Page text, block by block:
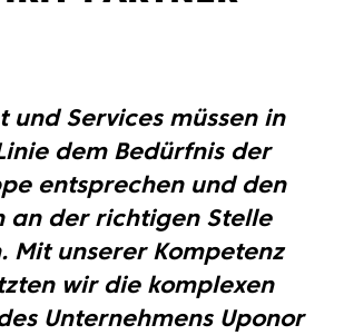
und Services müssen in
dem Bedürfnis der
entsprechen und den
an der richtigen Stelle
Mit unserer Kompetenz
wir die komplexen
Unternehmens Uponor